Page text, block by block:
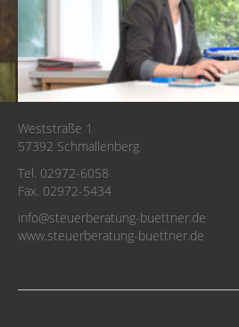
Weststraße 1
57392 Schmallenberg
Tel. 02972-6058
Fax. 02972-5434
info@steuerberatung-buettner.de
www.steuerberatung-buettner.de